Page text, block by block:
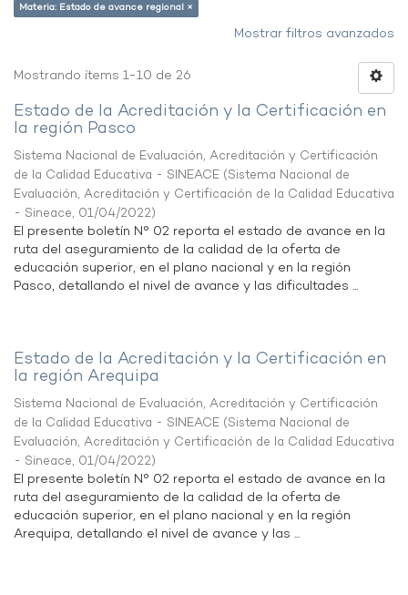
Materia: Estado de avance regional ×
Mostrar filtros avanzados
Mostrando ítems 1-10 de 26
Estado de la Acreditación y la Certificación en
la región Pasco
Sistema Nacional de Evaluación, Acreditación y Certificación
de la Calidad Educativa - SINEACE (Sistema Nacional de
Evaluación, Acreditación y Certificación de la Calidad Educativa
- Sineace, 01/04/2022)
El presente boletín N° 02 reporta el estado de avance en la
ruta del aseguramiento de la calidad de la oferta de
educación superior, en el plano nacional y en la región
Pasco, detallando el nivel de avance y las dificultades ...
Estado de la Acreditación y la Certificación en
la región Arequipa
Sistema Nacional de Evaluación, Acreditación y Certificación
de la Calidad Educativa - SINEACE (Sistema Nacional de
Evaluación, Acreditación y Certificación de la Calidad Educativa
- Sineace, 01/04/2022)
El presente boletín N° 02 reporta el estado de avance en la
ruta del aseguramiento de la calidad de la oferta de
educación superior, en el plano nacional y en la región
Arequipa, detallando el nivel de avance y las ...